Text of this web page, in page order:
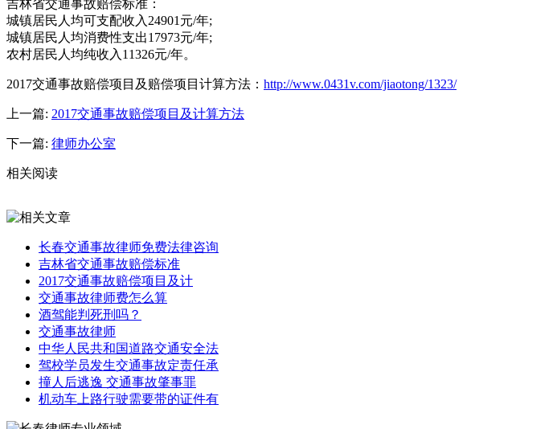
吉林省交通事故赔偿标准：
城镇居民人均可支配收入24901元/年;
城镇居民人均消费性支出17973元/年;
农村居民人均纯收入11326元/年。
2017交通事故赔偿项目及赔偿项目计算方法： http://www.0431v.com/jiaotong/1323/
上一篇: 2017交通事故赔偿项目及计算方法
下一篇: 律师办公室
相关阅读
长春交通事故律师免费法律咨询
吉林省交通事故赔偿标准
2017交通事故赔偿项目及计
交通事故律师费怎么算
酒驾能判死刑吗？
交通事故律师
中华人民共和国道路交通安全法
驾校学员发生交通事故定责任承
撞人后逃逸 交通事故肇事罪
机动车上路行驶需要带的证件有